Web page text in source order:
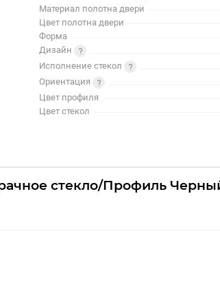
Материал полотна двери
Цвет полотна двери
Форма
Дизайн
Исполнение стекол
Ориентация
Цвет профиля
Цвет стекол
стекло/Профиль